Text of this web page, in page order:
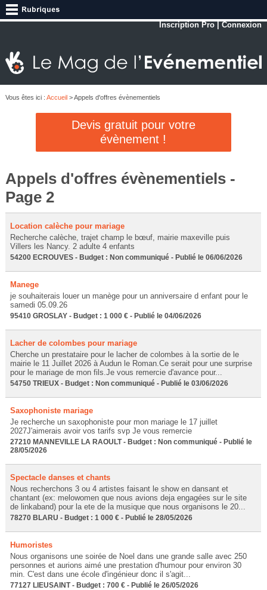
Inscription Pro |Connexion
Vous êtes ici : Accueil > Appels d'offres évènementiels
Devis gratuit pour votre
évènement !
Appels d'offres évènementiels -
Page 2
Location calèche pour mariage
Recherche calèche, trajet champ le bœuf, mairie maxeville puis
Villers les Nancy. 2 adulte 4 enfants
54200 ECROUVES - Budget : Non communiqué - Publié le 06/06/2026
Manege
je souhaiterais louer un manège pour un anniversaire d enfant pour le
samedi 05.09.26
95410 GROSLAY - Budget : 1 000 € - Publié le 04/06/2026
Lacher de colombes pour mariage
Cherche un prestataire pour le lacher de colombes à la sortie de le
mairie le 11 Juillet 2026 à Audun le Roman.Ce serait pour une surprise
pour le mariage de mon fils.Je vous remercie d'avance pour...
54750 TRIEUX - Budget : Non communiqué - Publié le 03/06/2026
Saxophoniste mariage
Je recherche un saxophoniste pour mon mariage le 17 juillet
2027J'aimerais avoir vos tarifs svp Je vous remercie
27210 MANNEVILLE LA RAOULT - Budget : Non communiqué - Publié le
28/05/2026
Spectacle danses et chants
Nous recherchons 3 ou 4 artistes faisant le show en dansant et
chantant (ex: melowomen que nous avions deja engagées sur le site
de linkaband) pour la ete de la musique que nous organisons le 20...
78270 BLARU - Budget : 1 000 € - Publié le 28/05/2026
Humoristes
Nous organisons une soirée de Noel dans une grande salle avec 250
personnes et aurions aimé une prestation d'humour pour environ 30
min. C'est dans une école d'ingénieur donc il s'agit...
77127 LIEUSAINT - Budget : 700 € - Publié le 26/05/2026